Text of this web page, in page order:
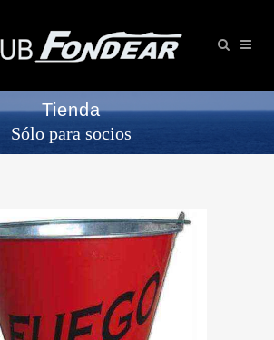
Tienda
Sólo para socios